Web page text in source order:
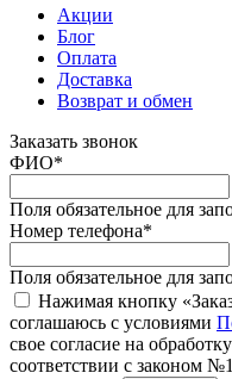
Акции
Блог
Оплата
Доставка
Возврат и обмен
Заказать звонок
ФИО*
Поля обязательное для
Номер телефона*
Поля обязательное для
Нажимая кнопку
соглашаюсь с условиями
свое согласие на
соответствии с законом